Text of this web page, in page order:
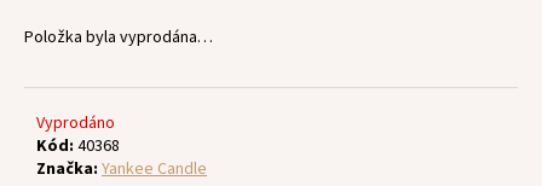
Položka byla vyprodána…
Vyprodáno
Kód: 40368
Značka: Yankee Candle
p
r
u
u